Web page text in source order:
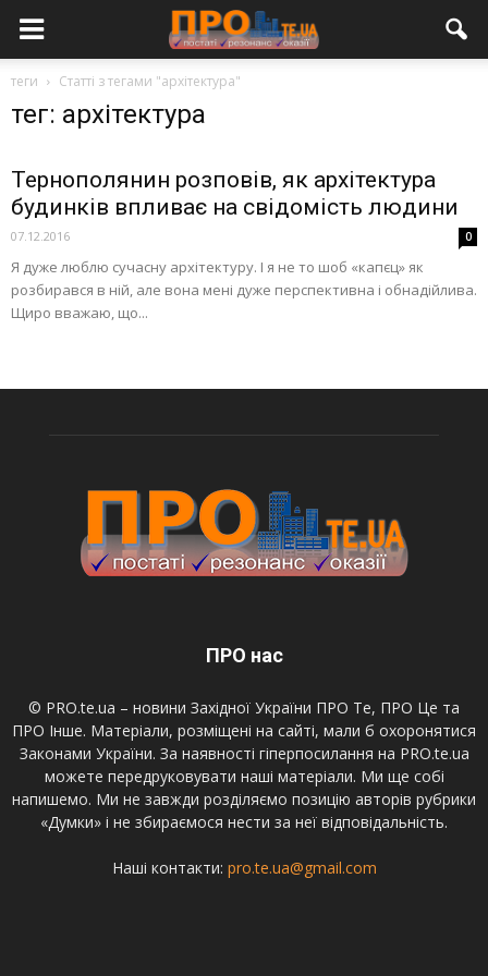
теги Статті з тегами "архітектура"
тег: архітектура
Тернополянин розповів, як архітектура
будинків впливає на свідомість людини
07.12.2016 0
Я дуже люблю сучасну архітектуру. І я не то шоб «капєц» як
розбирався в ній, але вона мені дуже перспективна і обнадійлива.
Щиро вважаю, що...
ПРО нас
© PRO.te.ua – новини Західної України ПРО Те, ПРО Це та
ПРО Інше. Матеріали, розміщені на сайті, мали б охоронятися
Законами України. За наявності гіперпосилання на PRO.te.ua
можете передруковувати наші матеріали. Ми ще собі
напишемо. Ми не завжди розділяємо позицію авторів рубрики
«Думки» і не збираємося нести за неї відповідальність.
Наші контакти: pro.te.ua@gmail.com